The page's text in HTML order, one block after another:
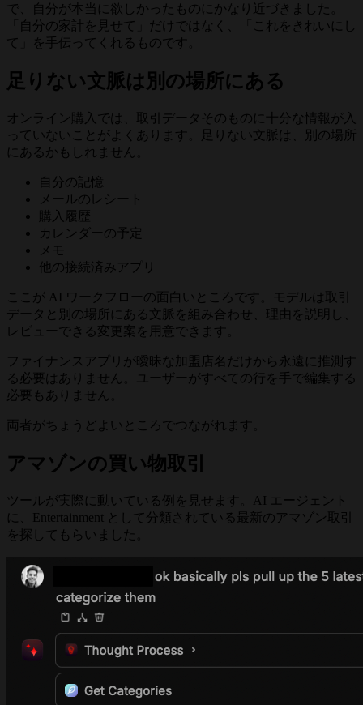
で、自分が本当に欲しかったものにかなり近づきました。
「自分の家計を見せて」だけではなく、「これをきれいにし
て」を手伝ってくれるものです。
足りない文脈は別の場所にある
オンライン購入では、取引データそのものに十分な情報が入
っていないことがよくあります。足りない文脈は、別の場所
にあるかもしれません。
自分の記憶
メールのレシート
購入履歴
カレンダーの予定
メモ
他の接続済みアプリ
ここが AI ワークフローの面白いところです。モデルは取引
データと別の場所にある文脈を組み合わせ、理由を説明し、
レビューできる変更案を用意できます。
ファイナンスアプリが曖昧な加盟店名だけから永遠に推測す
る必要はありません。ユーザーがすべての行を手で編集する
必要もありません。
両者がちょうどよいところでつながれます。
アマゾンの買い物取引
ツールが実際に動いている例を見せます。AI エージェント
に、Entertainment として分類されている最新のアマゾン取引
を探してもらいました。